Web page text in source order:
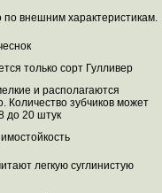
по внешним характеристикам.
только сорт Гулливер
и располагаются
Количество зубчиков может
до 20 штук
легкую суглинистую